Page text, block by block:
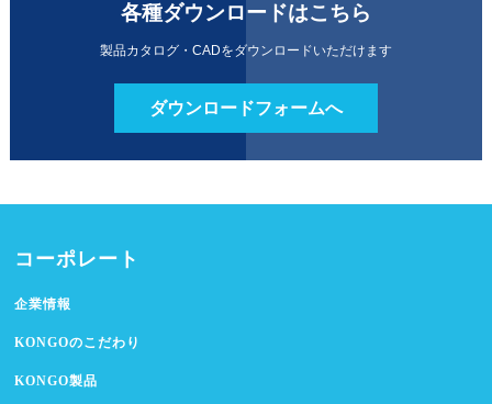
各種ダウンロードはこちら
製品カタログ・CADをダウンロードいただけます
ダウンロードフォームへ
コーポレート
企業情報
KONGOのこだわり
KONGO製品